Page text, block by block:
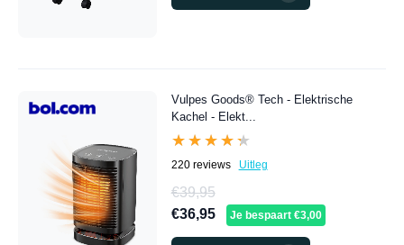
Vulpes Goods® Tech - Elektrische
Kachel - Elekt...
★★★★★
★★★★★
220 reviews Uitleg
€39,95
€36,95
Je bespaart €3,00